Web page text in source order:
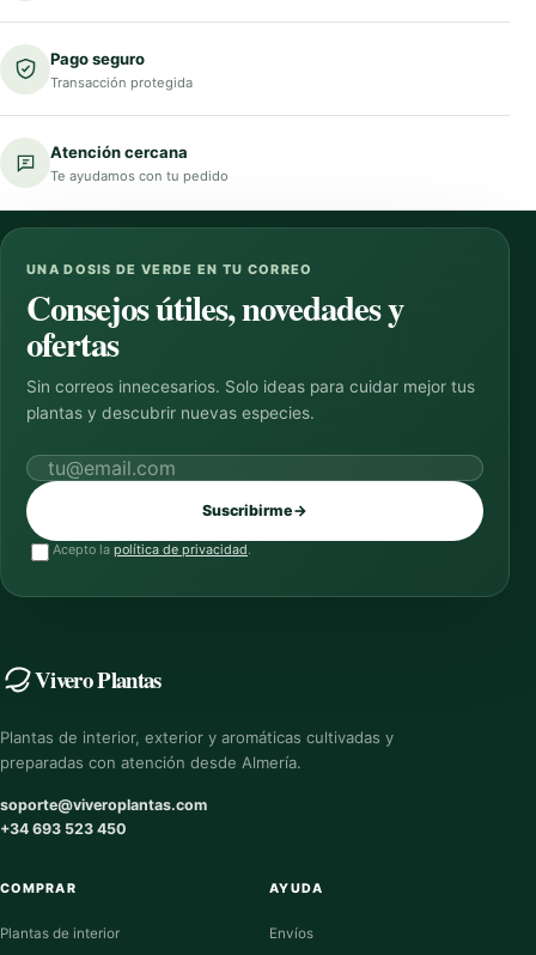
Pago seguro
Transacción protegida
Atención cercana
Te ayudamos con tu pedido
UNA DOSIS DE VERDE EN TU CORREO
Consejos útiles, novedades y
ofertas
Sin correos innecesarios. Solo ideas para cuidar mejor tus
plantas y descubrir nuevas especies.
Correo electrónico
Suscribirme→
Acepto la política de privacidad.
Vivero Plantas
Plantas de interior, exterior y aromáticas cultivadas y
preparadas con atención desde Almería.
soporte@viveroplantas.com
+34 693 523 450
COMPRAR
Plantas de interior
AYUDA
Envíos